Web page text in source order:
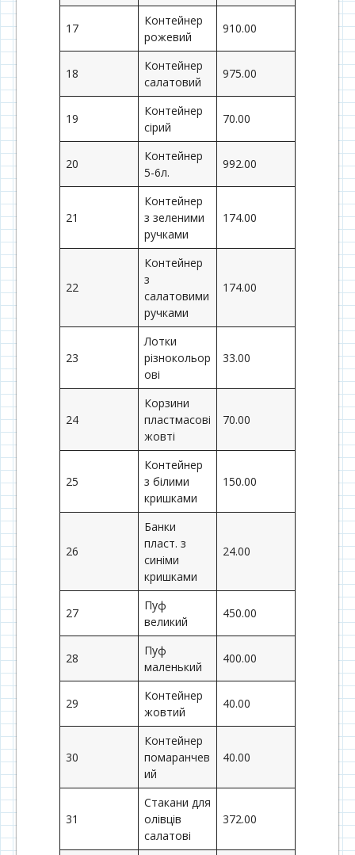
17
Контейнер
рожевий
910.00
18
Контейнер
салатовий
975.00
19
Контейнер
сірий
70.00
20
Контейнер
5-6л.
992.00
21
Контейнер
з зеленими
ручками
174.00
22
Контейнер
з
салатовими
ручками
174.00
23
Лотки
різнокольор
ові
33.00
24
Корзини
пластмасові
жовті
70.00
25
Контейнер
з білими
кришками
150.00
26
Банки
пласт. з
синіми
кришками
24.00
27
Пуф
великий
450.00
28
Пуф
маленький
400.00
29
Контейнер
жовтий
40.00
30
Контейнер
помаранчев
ий
40.00
31
Стакани для
олівців
салатові
372.00